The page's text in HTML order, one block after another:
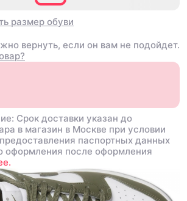
размер обуви
вернуть, если он вам не подойдет.
Срок доставки указан до
в магазин в Москве при условии
паспортных данных
оформления после оформления